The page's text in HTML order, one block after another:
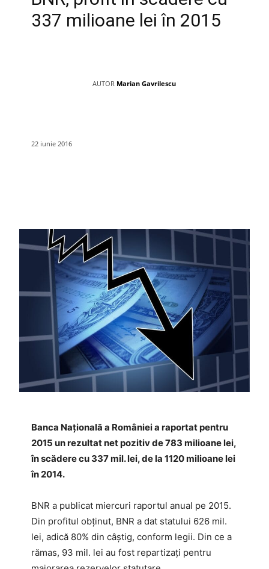
337 milioane lei în 2015
AUTOR Marian Gavrilescu
22 iunie 2016
Banca Naţională a României a raportat pentru
2015 un rezultat net pozitiv de 783 milioane lei,
în scădere cu 337 mil. lei, de la 1120 milioane lei
în 2014.
BNR a publicat miercuri raportul anual pe 2015.
Din profitul obţinut, BNR a dat statului 626 mil.
lei, adică 80% din câştig, conform legii. Din ce a
rămas, 93 mil. lei au fost repartizaţi pentru